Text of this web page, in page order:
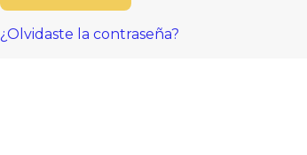
¿Olvidaste la contraseña?